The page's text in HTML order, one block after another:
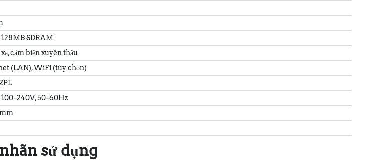
SDRAM
cảm biến xuyên thấu
(LAN), WiFi (tùy chọn)
50–60Hz
mm
sử dụng